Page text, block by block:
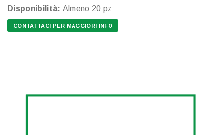
Disponibilità: Almeno 20 pz
CONTATTACI PER MAGGIORI INFO